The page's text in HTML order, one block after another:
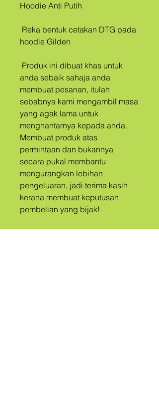
Hoodie Anti Putih
hoodie Gilden
anda sebaik sahaja anda
membuat pesanan, itulah
sebabnya kami mengambil masa
yang agak lama untuk
menghantarnya kepada anda.
Membuat produk atas
permintaan dan bukannya
secara pukal membantu
mengurangkan lebihan
pengeluaran, jadi terima kasih
kerana membuat keputusan
pembelian yang bijak!